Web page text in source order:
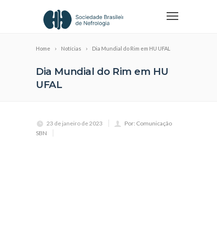
Home Notícias Dia Mundial do Rim em HU UFAL
Dia Mundial do Rim em HU
UFAL
23 de janeiro de 2023
Por: Comunicação
SBN